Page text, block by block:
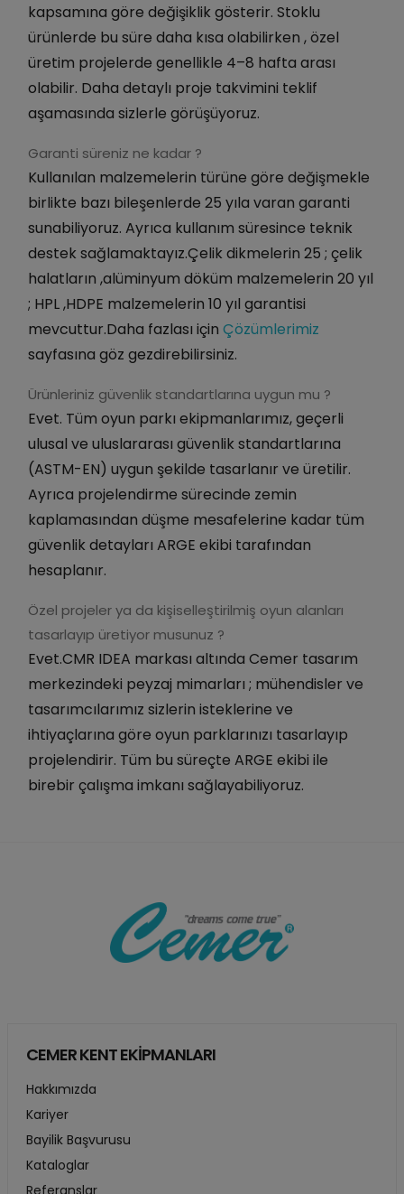
kapsamına göre değişiklik gösterir. Stoklu
ürünlerde bu süre daha kısa olabilirken , özel
üretim projelerde genellikle 4–8 hafta arası
olabilir. Daha detaylı proje takvimini teklif
aşamasında sizlerle görüşüyoruz.
Garanti süreniz ne kadar ?
Kullanılan malzemelerin türüne göre değişmekle
birlikte bazı bileşenlerde 25 yıla varan garanti
sunabiliyoruz. Ayrıca kullanım süresince teknik
destek sağlamaktayız.Çelik dikmelerin 25 ; çelik
halatların ,alüminyum döküm malzemelerin 20 yıl
; HPL ,HDPE malzemelerin 10 yıl garantisi
mevcuttur.Daha fazlası için Çözümlerimiz
sayfasına göz gezdirebilirsiniz.
Ürünleriniz güvenlik standartlarına uygun mu ?
Evet. Tüm oyun parkı ekipmanlarımız, geçerli
ulusal ve uluslararası güvenlik standartlarına
(ASTM-EN) uygun şekilde tasarlanır ve üretilir.
Ayrıca projelendirme sürecinde zemin
kaplamasından düşme mesafelerine kadar tüm
güvenlik detayları ARGE ekibi tarafından
hesaplanır.
Özel projeler ya da kişiselleştirilmiş oyun alanları
tasarlayıp üretiyor musunuz ?
Evet.CMR IDEA markası altında Cemer tasarım
merkezindeki peyzaj mimarları ; mühendisler ve
tasarımcılarımız sizlerin isteklerine ve
ihtiyaçlarına göre oyun parklarınızı tasarlayıp
projelendirir. Tüm bu süreçte ARGE ekibi ile
birebir çalışma imkanı sağlayabiliyoruz.
CEMER KENT EKİPMANLARI
Hakkımızda
Kariyer
Bayilik Başvurusu
Kataloglar
Referanslar